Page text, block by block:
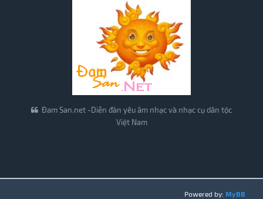
Đam San.net -Diễn đàn yêu âm nhạc và nhạc cụ dân tộc
Việt Nam
Powered by: MyBB